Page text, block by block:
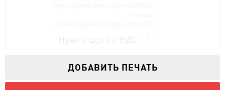
ДОБАВИТЬ ПЕЧАТЬ